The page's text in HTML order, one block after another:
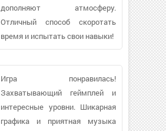
дополняют атмосферу.
Отличный способ скоротать
время и испытать свои навыки!
Игра понравилась!
Захватывающий геймплей и
интересные уровни. Шикарная
графика и приятная музыка